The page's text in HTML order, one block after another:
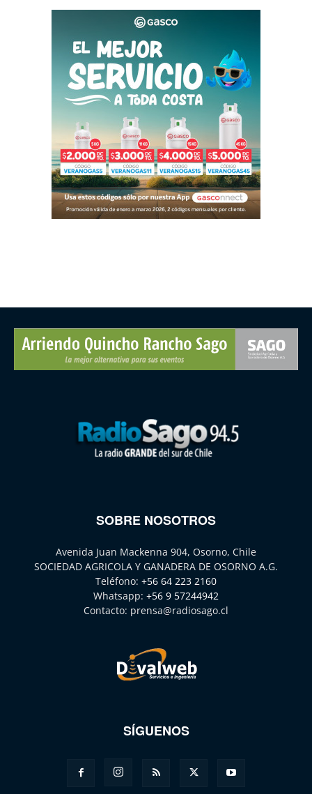
SOBRE NOSOTROS
Avenida Juan Mackenna 904, Osorno, Chile
SOCIEDAD AGRICOLA Y GANADERA DE OSORNO A.G.
Teléfono: +56 64 223 2160
Whatsapp: +56 9 57244942
Contacto: prensa@radiosago.cl
SÍGUENOS